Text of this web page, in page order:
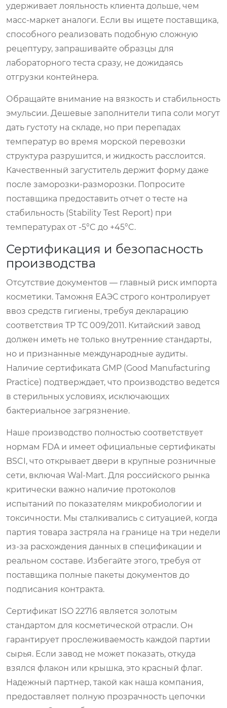
удерживает лояльность клиента дольше, чем
масс-маркет аналоги. Если вы ищете поставщика,
способного реализовать подобную сложную
рецептуру, запрашивайте образцы для
лабораторного теста сразу, не дожидаясь
отгрузки контейнера.
Обращайте внимание на вязкость и стабильность
эмульсии. Дешевые заполнители типа соли могут
дать густоту на складе, но при перепадах
температур во время морской перевозки
структура разрушится, и жидкость расслоится.
Качественный загуститель держит форму даже
после заморозки-разморозки. Попросите
поставщика предоставить отчет о тесте на
стабильность (Stability Test Report) при
температурах от -5°C до +45°C.
Сертификация и безопасность
производства
Отсутствие документов — главный риск импорта
косметики. Таможня ЕАЭС строго контролирует
ввоз средств гигиены, требуя декларацию
соответствия ТР ТС 009/2011. Китайский завод
должен иметь не только внутренние стандарты,
но и признанные международные аудиты.
Наличие сертификата GMP (Good Manufacturing
Practice) подтверждает, что производство ведется
в стерильных условиях, исключающих
бактериальное загрязнение.
Наше производство полностью соответствует
нормам FDA и имеет официальные сертификаты
BSCI, что открывает двери в крупные розничные
сети, включая Wal-Mart. Для российского рынка
критически важно наличие протоколов
испытаний по показателям микробиологии и
токсичности. Мы сталкивались с ситуацией, когда
партия товара застряла на границе на три недели
из-за расхождения данных в спецификации и
реальном составе. Избегайте этого, требуя от
поставщика полные пакеты документов до
подписания контракта.
Сертификат ISO 22716 является золотым
стандартом для косметической отрасли. Он
гарантирует прослеживаемость каждой партии
сырья. Если завод не может показать, откуда
взялся флакон или крышка, это красный флаг.
Надежный партнер, такой как наша компания,
предоставляет полную прозрачность цепочки